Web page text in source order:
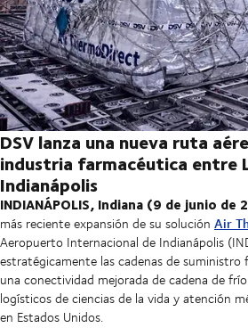
DSV lanza una nueva ruta
industria farmacéutica entre
Indianápolis
INDIANÁPOLIS, Indiana (9 de junio de
más reciente expansión de su solución Air
Aeropuerto Internacional de Indianápolis
estratégicamente las cadenas de
una conectividad mejorada de cadena de
logísticos de ciencias de la vida y atención
en Estados Unidos.